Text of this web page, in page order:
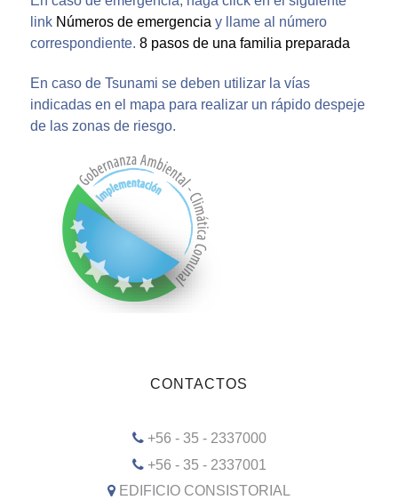
link Números de emergencia y llame al número
correspondiente. 8 pasos de una familia preparada
En caso de Tsunami se deben utilizar la vías
indicadas en el mapa para realizar un rápido despeje
de las zonas de riesgo.
CONTACTOS
+56 - 35 - 2337000
+56 - 35 - 2337001
EDIFICIO CONSISTORIAL